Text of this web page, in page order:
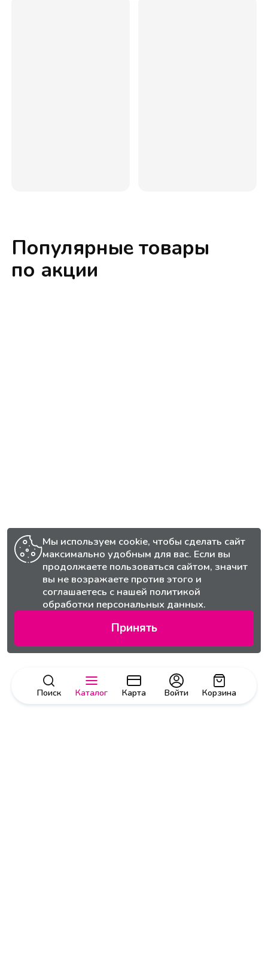
Поиск Каталог Карта Корзина
Войти
Популярные товары
по акции
Мы используем cookie, чтобы сделать сайт
максимально удобным для вас. Если вы
продолжаете пользоваться сайтом, значит
вы не возражаете против этого и
соглашаетесь с нашей политикой
обработки персональных данных.
Принять